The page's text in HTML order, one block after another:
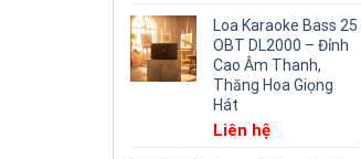
Loa Karaoke Bass 25
OBT DL2000 – Đỉnh
Cao Âm Thanh,
Thăng Hoa Giọng
Hát
Liên hệ